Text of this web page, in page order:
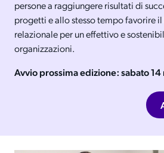
persone a raggiungere risultati di
progetti e allo stesso tempo favorire il
relazionale per un effettivo e
organizzazioni.
Avvio prossima edizione: sabato